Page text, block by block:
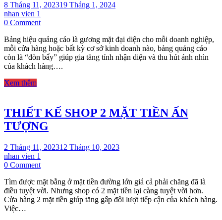
8 Tháng 11, 202319 Tháng 1, 2024
nhan vien 1
0 Commenton
kế
thi
công
bảng
tín
Bảng hiệu quảng cáo là gương mặt đại diện cho mỗi doanh nghiệp,
mỗi cửa hàng hoặc bất kỳ cơ sở kinh doanh nào, bảng quảng cáo
còn là “đòn bẩy” giúp gia tăng tính nhận diện và thu hút ánh nhìn
của khách hàng….
Xem thêm
THIẾT KẾ SHOP 2 MẶT TIỀN ẤN
TƯỢNG
2 Tháng 11, 202312 Tháng 10, 2023
nhan vien 1
0 Commenton
KẾ
SHOP
2
Tìm được mặt bằng ở mặt tiền đường lớn giá cả phải chăng đã là
điều tuyệt vời. Nhưng shop có 2 mặt tiền lại càng tuyệt vời hơn.
Cửa hàng 2 mặt tiền giúp tăng gấp đôi lượt tiếp cận của khách hàng.
Việc…